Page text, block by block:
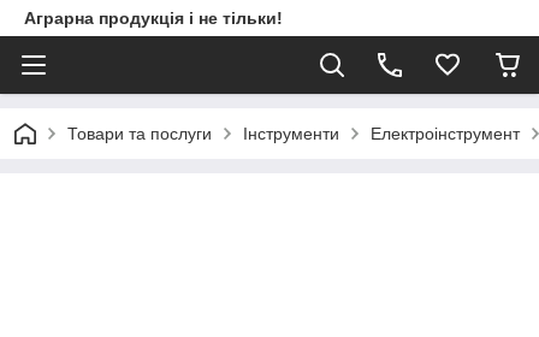
Аграрна продукція і не тільки!
Товари та послуги Інструменти Електроінструмент